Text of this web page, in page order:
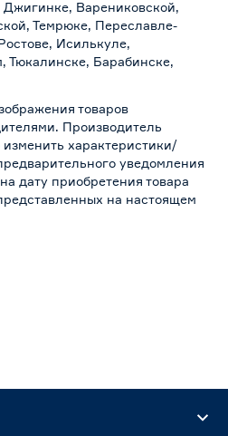
Варениковской,
Темрюке, Переславле-
Исилькуле,
Тюкалинске, Барабинске,
товаров
Производитель
изменить характеристики/
уведомления
дату приобретения товара
на настоящем